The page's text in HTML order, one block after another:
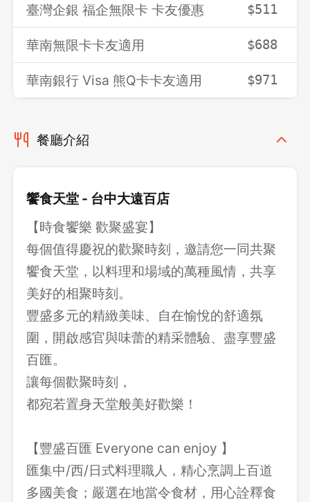
臺灣企銀 福企無限卡 卡友優惠 $511
華南無限卡卡友適用 $688
華南銀行 Visa 熊Q卡卡友適用 $971
餐廳介紹
饗食天堂 - 台中大遠百店
【時食饗樂 歡聚盛宴】
每個值得慶祝的歡聚時刻，邀請您一同共聚
饗食天堂，以料理和場域的萬種風情，共享
美好的相聚時刻。
豐盛多元的精緻美味、自在愉悅的舒適氛
圍，開啟感官與味蕾的精采體驗、盡享豐盛
百匯。
讓每個歡聚時刻，
都宛若置身天堂般美好歡樂！
【豐盛百匯 Everyone can enjoy 】
匯集中/西/日式料理職人，精心烹調上百道
多國美食；嚴選在地當令食材，用心詮釋食